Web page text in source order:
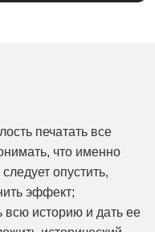
печатать все
что именно
опустить,
эффект;
всю историю и дать ее